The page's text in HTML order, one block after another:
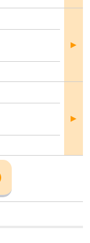
部屋
詳細
部屋
詳細